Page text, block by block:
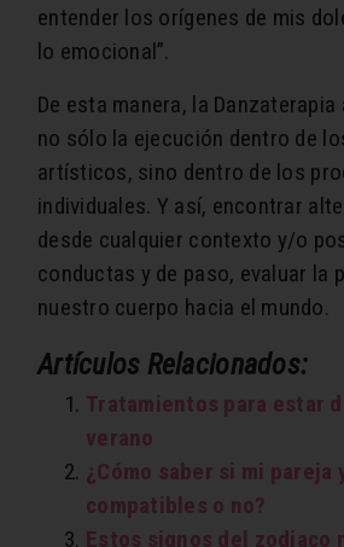
entender los orígenes de mis
lo emocional”.
De esta manera, la Danzaterapia
no sólo la ejecución dentro de
artísticos, sino dentro de los
individuales. Y así, encontrar
desde cualquier contexto y/o
conductas y de paso, evaluar la
nuestro cuerpo hacia el mundo.
Artículos Relacionados:
Tratamientos para estar
verano
¿Cómo saber si mi pareja
compatibles o no?
Estos signos del zodiaco